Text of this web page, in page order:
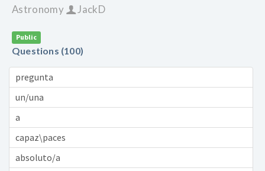
Astronomy JackD
Public
Questions (100)
pregunta
un/una
a
capaz\paces
absoluto/a